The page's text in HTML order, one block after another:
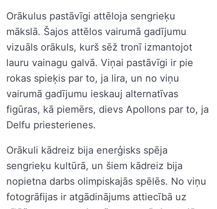
Orākulus pastāvīgi attēloja sengrieķu
mākslā. Šajos attēlos vairumā gadījumu
vizuāls orākuls, kurš sēž tronī izmantojot
lauru vainagu galvā. Viņai pastāvīgi ir pie
rokas spieķis par to, ja lira, un no viņu
vairumā gadījumu ieskauj alternatīvas
figūras, kā piemērs, dievs Apollons par to, ja
Delfu priesterienes.
Orākuli kādreiz bija enerģisks spēja
sengrieķu kultūrā, un šiem kādreiz bija
nopietna darbs olimpiskajās spēlēs. No viņu
fotogrāfijas ir atgādinājums attiecībā uz